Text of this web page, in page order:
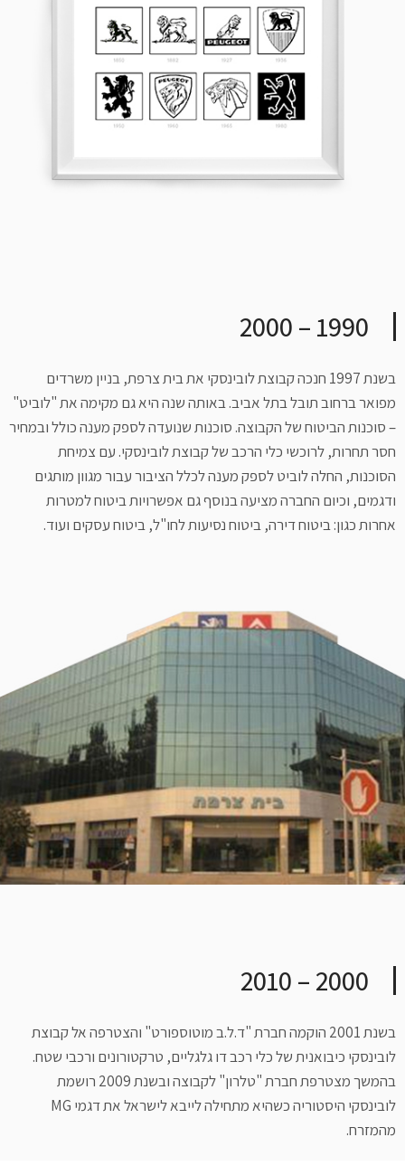
1990 – 2000
בשנת 1997 חנכה קבוצת לובינסקי את בית צרפת, בניין משרדים
מפואר ברחוב תובל בתל אביב. באותה שנה היא גם מקימה את "לוביט"
– סוכנות הביטוח של הקבוצה. סוכנות שנועדה לספק מענה כולל ובמחיר
חסר תחרות, לרוכשי כלי הרכב של קבוצת לובינסקי. עם צמיחת
הסוכנות, החלה לוביט לספק מענה לכלל הציבור עבור מגוון מותגים
ודגמים, וכיום החברה מציעה בנוסף גם אפשרויות ביטוח למטרות
אחרות כגון: ביטוח דירה, ביטוח נסיעות לחו"ל, ביטוח עסקים ועוד.
2000 – 2010
בשנת 2001 הוקמה חברת "ד.ל.ב מוטוספורט" והצטרפה אל קבוצת
לובינסקי כיבואנית של כלי רכב דו גלגליים, טרקטורונים ורכבי שטח.
בהמשך מצטרפת חברת "טלרון" לקבוצה ובשנת 2009 רושמת
לובינסקי היסטוריה כשהיא מתחילה לייבא לישראל את דגמי MG
מהמזרח.